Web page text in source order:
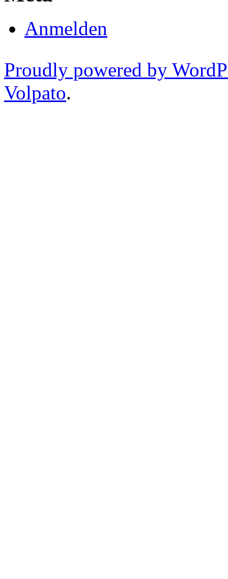
Anmelden
Proudly powered by
Volpato.